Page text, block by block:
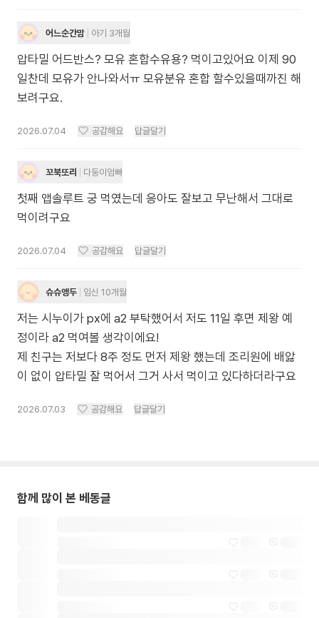
어느순간맘 아기 3개월
압타밀 어드반스? 모유 혼합수유용? 먹이고있어요 이제 90
일찬데 모유가 안나와서ㅠ 모유분유 혼합 할수있을때까진 해
보려구요.
2026.07.04 공감해요 답글달기
꼬북또리 다둥이엄빠
첫째 앱솔루트 궁 먹였는데 응아도 잘보고 무난해서 그대로
먹이려구요
2026.07.04 공감해요 답글달기
슈슈앵두 임신 10개월
저는 시누이가 px에 a2 부탁했어서 저도 11일 후면 제왕 예
정이라 a2 먹여볼 생각이에요!
제 친구는 저보다 8주 정도 먼저 제왕 했는데 조리원에 배앓
이 없이 압타밀 잘 먹어서 그거 사서 먹이고 있다하더라구요
2026.07.03 공감해요 답글달기
함께 많이 본 베동글